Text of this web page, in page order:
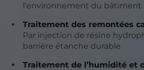
l’environnement du bâtiment
Traitement des remontées
Par injection de résine
barrière étanche durable
Traitement de l’humidité et